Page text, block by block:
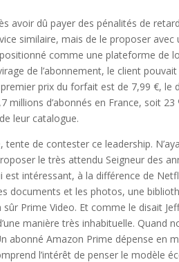
avoir dû payer des pénalités de
similaire, mais de le proposer
comme une plateforme de
de l’abonnement, le client
prix du forfait est de 7,99 €,
millions d’abonnés en France, soit
leur catalogue.
de contester ce leadership.
le très attendu Seigneur des
est intéressant, à la différence de
documents et les photos, une
Prime Video. Et comme le disait
manière très inhabituelle. Quand
abonné Amazon Prime dépense en
l’intérêt de penser le modèle